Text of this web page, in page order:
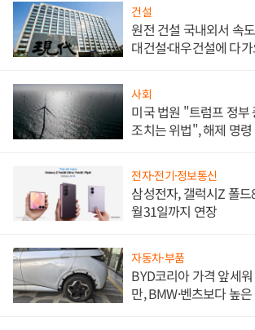
건설
원전 건설 국내외서 속
대건설·대우건설에 다
사회
미국 법원 "트럼프 정부
조치는 위법", 해제 명령
전자·전기·정보통신
삼성전자, 갤럭시Z 폴
월31일까지 연장
자동차·부품
BYD코리아 가격 앞세
만, BMW·벤츠보다 높